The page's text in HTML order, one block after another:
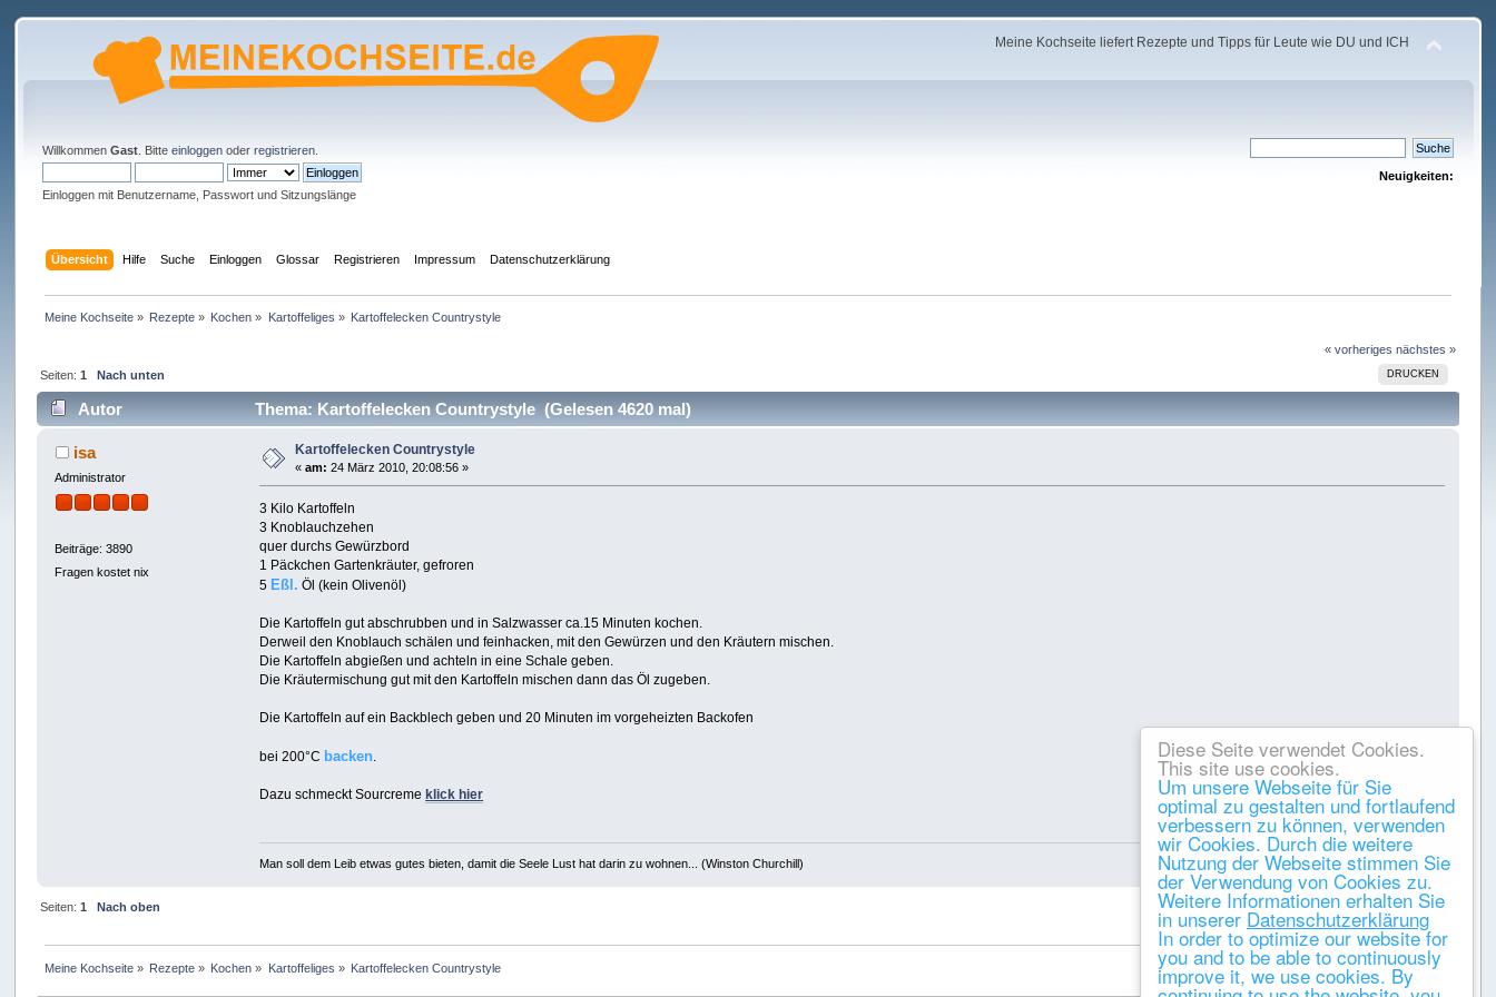
Diese Seite verwendet Cookies.
This site use cookies.
Um unsere Webseite für Sie
optimal zu gestalten und fortlaufend
verbessern zu können, verwenden
wir Cookies. Durch die weitere
Nutzung der Webseite stimmen Sie
der Verwendung von Cookies zu.
Weitere Informationen erhalten Sie
in unserer Datenschutzerklärung
In order to optimize our website for
you and to be able to continuously
improve it, we use cookies. By
Meine Kochseite liefert Rezepte und Tipps für Leute wie DU und ICH
WillkommenGast . Bitteeinloggen oderregistrieren
Einloggen mit Benutzername, Passwort und Sitzungslänge
Neuigkeiten:
Übersicht Hilfe Suche Einloggen Glossar Registrieren Impressum Datenschutzerklärung
Meine Kochseite» Rezepte » Kochen » Kartoffeliges » Kartoffelecken Countrystyle
« vorheriges nächstes »
DRUCKEN
Seiten: 1 Nach unten
Autor Thema: Kartoffelecken Countrystyle (Gelesen 4620 mal)
isa
Administrator
Beiträge: 3890
Fragen kostet nix
Kartoffelecken Countrystyle
«am: 24 März 2010, 20:08:56 »
3 Kilo Kartoffeln
3 Knoblauchzehen
quer durchs Gewürzbord
1 Päckchen Gartenkräuter, gefroren
5 Eßl. Öl (kein Olivenöl)
Die Kartoffeln gut abschrubben und in Salzwasser ca.15 Minuten kochen.
Derweil den Knoblauch schälen und feinhacken, mit den Gewürzen und den Kräutern mischen.
Die Kartoffeln abgießen und achteln in eine Schale geben.
Die Kräutermischung gut mit den Kartoffeln mischen dann das Öl zugeben.
Die Kartoffeln auf ein Backblech geben und 20 Minuten im vorgeheizten Backofen
bei 200°C backen.
Dazu schmeckt Sourcreme klick hier
Gespeichert
Man soll dem Leib etwas gutes bieten, damit die Seele Lust hat darin zu wohnen... (Winston Churchill)
DRUCKEN
Seiten: 1
Nach oben
« vorheriges nächstes »
Meine Kochseite» Rezepte » Kochen » Kartoffeliges » Kartoffelecken Countrystyle